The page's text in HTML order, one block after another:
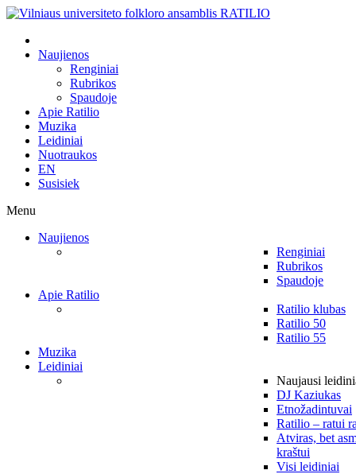
Naujienos
Renginiai
Rubrikos
Spaudoje
Apie Ratilio
Muzika
Leidiniai
Nuotraukos
EN
Susisiek
Menu
Naujienos
Renginiai
Rubrikos
Spaudoje
Apie Ratilio
Ratilio klubas
Ratilio 50
Ratilio 55
Muzika
Leidiniai
Naujausi
DJ Kaziukas
Etnožadintuvai
Ratilio – ratui
Atviras, bet
kraštui
Visi leidiniai